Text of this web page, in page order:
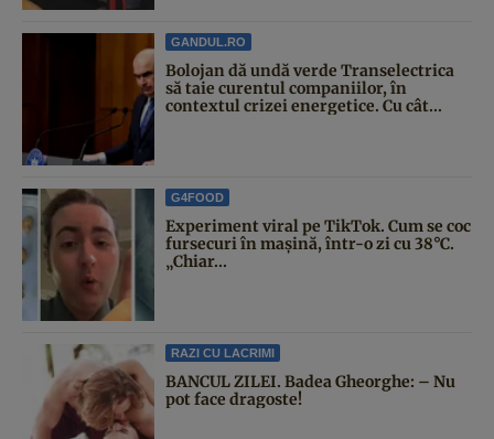
GANDUL.RO
Bolojan dă undă verde Transelectrica
să taie curentul companiilor, în
contextul crizei energetice. Cu cât...
G4FOOD
Experiment viral pe TikTok. Cum se coc
fursecuri în mașină, într-o zi cu 38°C.
„Chiar...
RAZI CU LACRIMI
BANCUL ZILEI. Badea Gheorghe: – Nu
pot face dragoste!